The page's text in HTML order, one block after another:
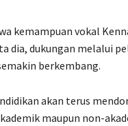
kemampuan vokal
dia, dukungan melalui
berkembang.
akan terus
maupun non-